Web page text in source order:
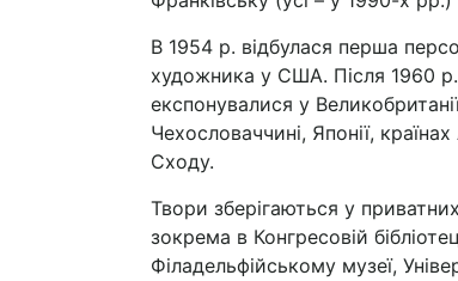
В 1954 р. відбулася перша
художника у США. Після 1960
експонувалися у
Чехословаччині, Японії,
Сходу.
Твори зберігаються у
зокрема в Конгресовій
Філадельфійському музеї,